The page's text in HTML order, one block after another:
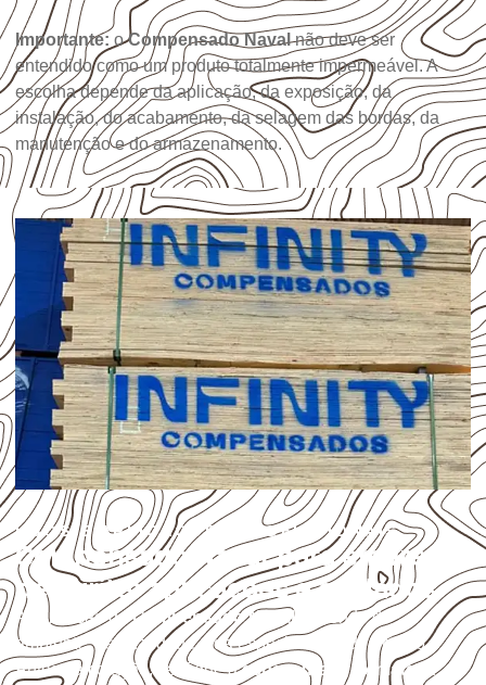
Importante: oCompensado Navalnão deve ser
entendido como um produto totalmente impermeável. A
escolha depende da aplicação, da exposição, da
instalação, do acabamento, da selagem das bordas, da
manutenção e do armazenamento.
USOS E APLICAÇÕES PROFISSIONAIS
Compensado Naval para empresas
de Ibirité: aplicações e cuidados
A utilização doCompensado Naval depende do
ambiente, da finalidade e da especificação do projeto.
Antes da cotação, verifique aespessura, o formato, a